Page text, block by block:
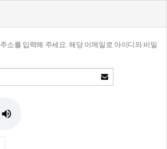
소를 입력해 주세요. 해당 이메일로 아이디와 비밀